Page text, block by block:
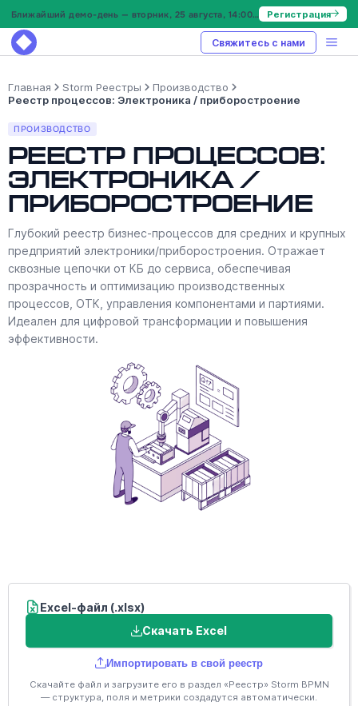
Ближайший демо-день — вторник, 25 августа, 14:00 МСК Регистрация
Свяжитесь с нами
Главная Storm Реестры
Производство
Реестр процессов: Электроника / приборостроение
ПРОИЗВОДСТВО
Реестр процессов:
Электроника /
приборостроение
Глубокий реестр бизнес-процессов для средних и крупных
предприятий электроники/приборостроения. Отражает
сквозные цепочки от КБ до сервиса, обеспечивая
прозрачность и оптимизацию производственных
процессов, ОТК, управления компонентами и партиями.
Идеален для цифровой трансформации и повышения
эффективности.
Excel-файл (.xlsx)
Скачать Excel
Импортировать в свой реестр
Скачайте файл и загрузите его в раздел «Реестр» Storm BPMN
— структура, поля и метрики создадутся автоматически.